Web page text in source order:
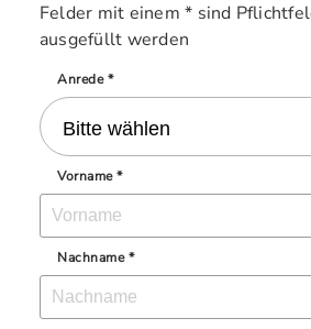
Felder mit einem * sind
ausgefüllt werden
Anrede *
Vorname *
Nachname *